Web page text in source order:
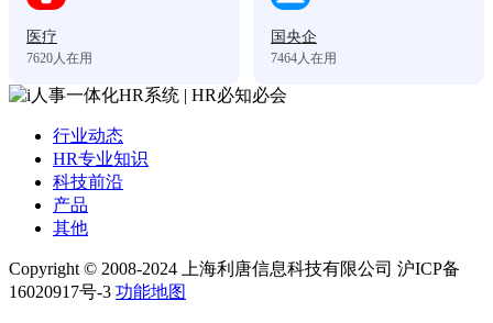
医疗
7620人在用
国央企
7464人在用
行业动态
HR专业知识
科技前沿
产品
其他
Copyright © 2008-2024 上海利唐信息科技有限公司 沪ICP备
16020917号-3 功能地图